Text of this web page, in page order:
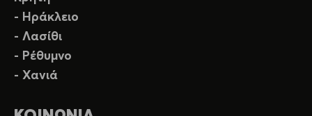
- Ηράκλειο
- Λασίθι
- Ρέθυμνο
- Χανιά